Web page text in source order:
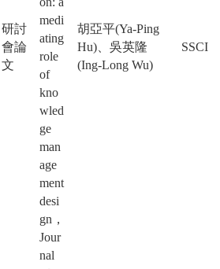
研討
會論
文
medi
ating
role
of
kno
wled
ge
man
age
ment
desi
gn，
Jour
nal
胡亞平(Ya-Ping
Hu)、吳英隆
(Ing-Long Wu)
SSCI